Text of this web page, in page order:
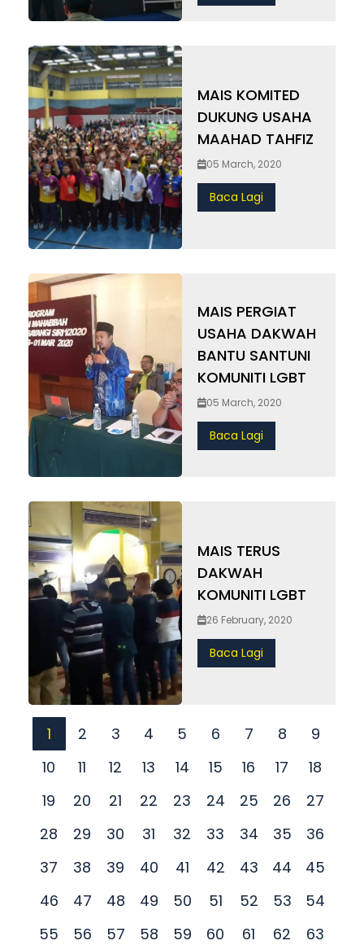
MAIS KOMITED
DUKUNG USAHA
MAAHAD TAHFIZ
05 March, 2020
Baca Lagi
MAIS PERGIAT
USAHA DAKWAH
BANTU SANTUNI
KOMUNITI LGBT
05 March, 2020
Baca Lagi
MAIS TERUS
DAKWAH
KOMUNITI LGBT
26 February, 2020
Baca Lagi
1 2 3 4 5 6 7 8
9
10
11 12 13 14 15 16 17
18
19
20 21 22 23 24 25 26
27
28
29 30 31 32 33 34 35
36
37
38 39 40 41 42 43 44
45
46
47 48 49 50 51 52 53
54
55
56 57 58 59 60 61 62
63